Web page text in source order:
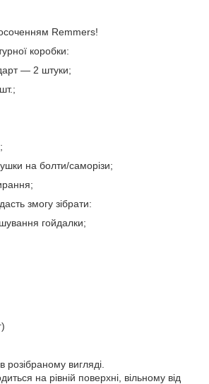
Remmers!
коробки:
— 2 штуки;
на болти/саморізи;
змогу зібрати:
гойдалки;
розібраному вигляді.
на рівній поверхні, вільному від